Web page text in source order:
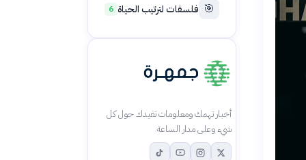
🎯 فلسفات لترتيب الحياة 6
أخبار تهمك ومعلومات تفيدك حول كل
شيء وعلى مدار الساعة